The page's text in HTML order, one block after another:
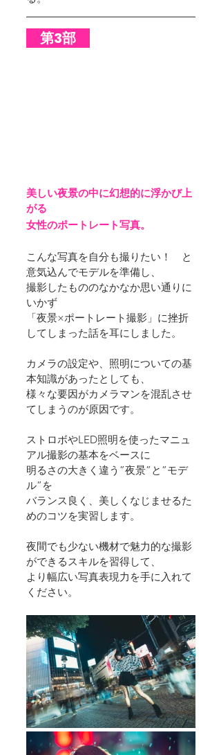
第3部
美しい夜景の中に幻想的に浮かび上
がる
女性のポートレート写真。
こんな写真を自分も撮りたい！　と
意気込んでモデルを準備し、
撮影したもののなかなか思い通りに
いかず
「夜景×ポートレート撮影」に挫折
してしまった話を耳にしました。
カメラの設定や、照明についての基
本知識があったとしても、
様々な要因がカメラマンを混乱させ
てしまうのが原因です。
ストロボやLED照明を使ったマニュ
アル撮影の基本をベースに
明るさの大きく違う”夜景”と”モデ
ル”を
バランス良く、美しくなじませるた
めのコツを実習します。
夜間でも少ない機材で魅力的な撮影
ができるスキルを習得して、
より幅広い写真表現力を手に入れて
ください。